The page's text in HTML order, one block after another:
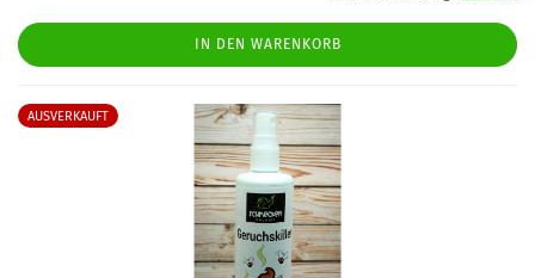
IN DEN WARENKORB
AUSVERKAUFT